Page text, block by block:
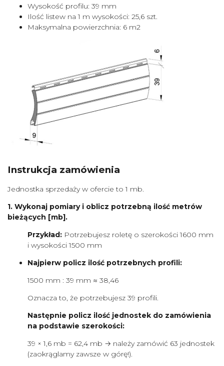
Wysokość profilu: 39 mm
Ilość listew na 1 m wysokości: 25,6 szt.
Maksymalna powierzchnia: 6 m2
Instrukcja zamówienia
Jednostka sprzedaży w ofercie to 1 mb.
1. Wykonaj pomiary i oblicz potrzebną ilość metrów
bieżących [mb].
Przykład: Potrzebujesz roletę o szerokości 1600 mm
i wysokości 1500 mm
Najpierw policz ilość potrzebnych profili:
1500 mm : 39 mm ≈ 38,46
Oznacza to, że potrzebujesz 39 profili.
Następnie policz ilość jednostek do zamówienia
na podstawie szerokości:
39 × 1,6 mb = 62,4 mb → należy zamówić 63 jednostek
(zaokrąglamy zawsze w górę!).